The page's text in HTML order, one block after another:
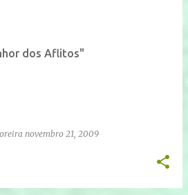
dos Aflitos"
novembro 21, 2009